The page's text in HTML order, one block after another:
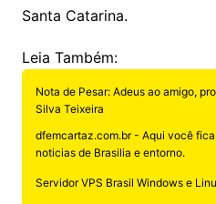
Santa Catarina.
Leia Também:
Nota de Pesar: Adeus ao amigo,
Silva Teixeira
dfemcartaz.com.br - Aqui você
noticias de Brasilia e entorno.
Servidor VPS Brasil Windows e